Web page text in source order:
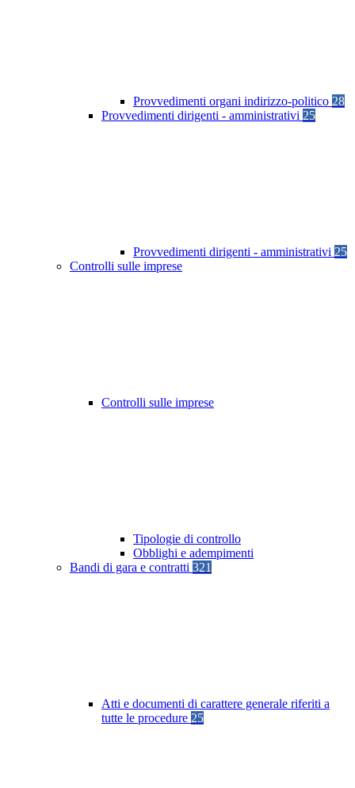
Provvedimenti organi indirizzo-politico 28
Provvedimenti dirigenti - amministrativi 25
Provvedimenti dirigenti - amministrativi 25
Controlli sulle imprese
Controlli sulle imprese
Tipologie di controllo
Obblighi e adempimenti
Bandi di gara e contratti 321
Atti e documenti di carattere generale riferiti a
tutte le procedure 25